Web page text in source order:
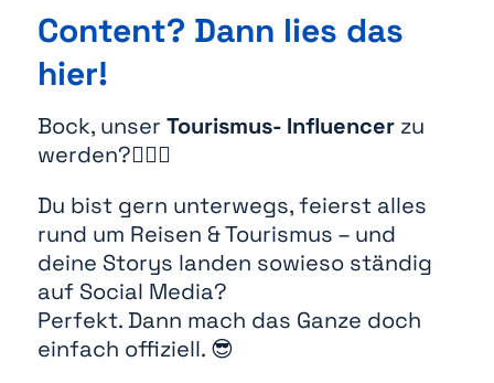
Content? Dann lies das
hier!
Bock, unser Tourismus- Influencer zu
werden?🏃‍♂️✨
Du bist gern unterwegs, feierst alles
rund um Reisen & Tourismus – und
deine Storys landen sowieso ständig
auf Social Media?
Perfekt. Dann mach das Ganze doch
einfach offiziell. 😎